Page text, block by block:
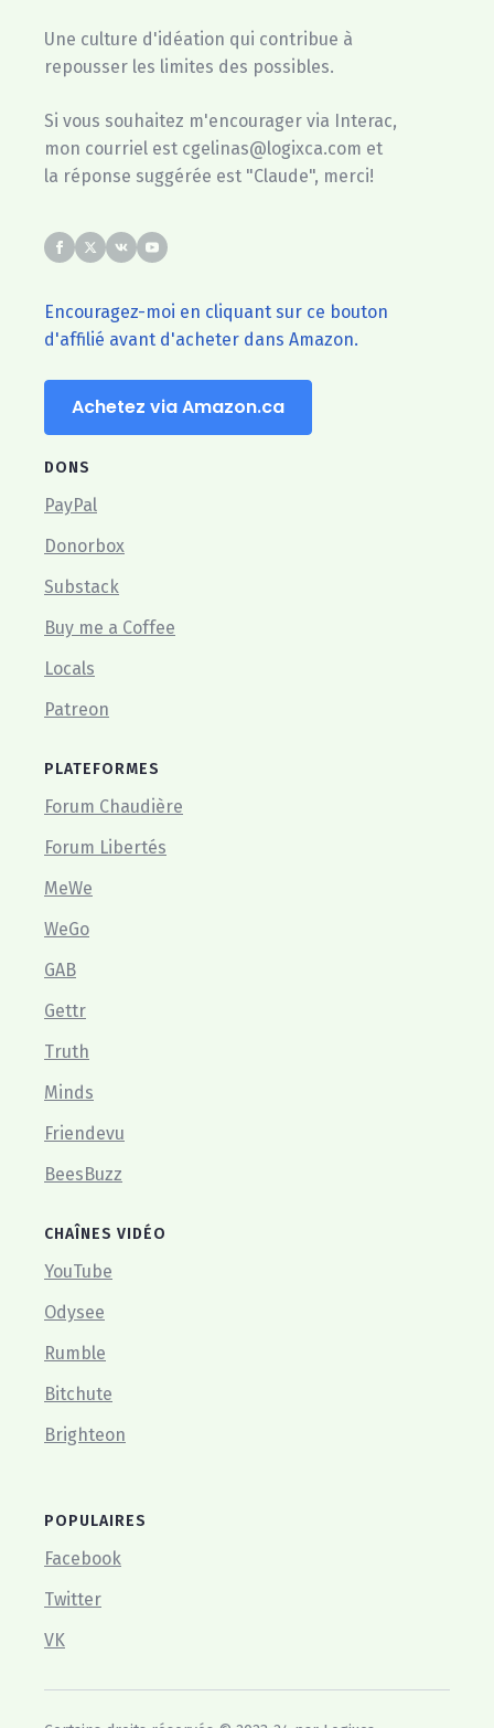
Une culture d'idéation qui contribue à
repousser les limites des possibles.
Si vous souhaitez m'encourager via Interac,
mon courriel est cgelinas@logixca.com et
la réponse suggérée est "Claude", merci!
Encouragez-moi en cliquant sur ce bouton
d'affilié avant d'acheter dans Amazon.
Achetez via Amazon.ca
DONS
PayPal
Donorbox
Substack
Buy me a Coffee
Locals
Patreon
PLATEFORMES
Forum Chaudière
Forum Libertés
MeWe
WeGo
GAB
Gettr
Truth
Minds
Friendevu
BeesBuzz
CHAÎNES VIDÉO
YouTube
Odysee
Rumble
Bitchute
Brighteon
POPULAIRES
Facebook
Twitter
VK